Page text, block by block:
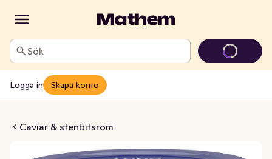
Sök
Logga in Skapa konto
Caviar & stenbitsrom
MSC